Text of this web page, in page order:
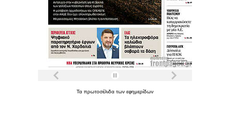
Τα πρωτοσέλιδα των εφημερίδων